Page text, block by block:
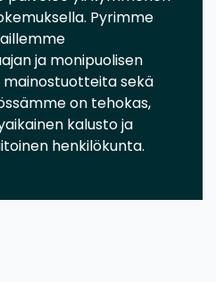
Pyrimme
ja monipuolisen
mainostuotteita sekä
on tehokas,
kalusto ja
henkilökunta.